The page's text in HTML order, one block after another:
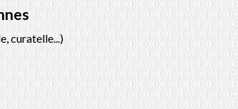
curatelle...)